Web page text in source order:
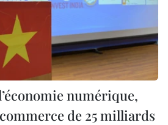
numérique,
de 25 milliards